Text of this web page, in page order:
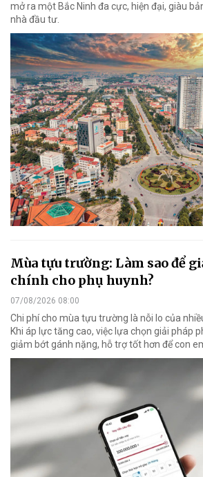
mở ra một Bắc Ninh đa cực, hiện đại, giàu
nhà đầu tư.
Mùa tựu trường: Làm sao để
chính cho phụ huynh?
07/08/2026 08:00
Chi phí cho mùa tựu trường là nỗi lo của
Khi áp lực tăng cao, việc lựa chọn giải pháp
giảm bớt gánh nặng, hỗ trợ tốt hơn để con